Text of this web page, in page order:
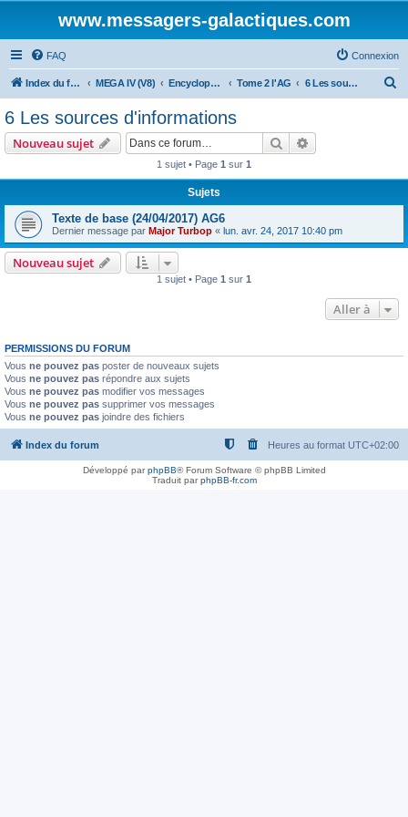
www.messagers-galactiques.com
FAQ Connexion
Index du forum MEGA IV (V8) Encyclopédie (V8) Tome 2 l'AG 6 Les sources d'informations
6 Les sources d'informations
Nouveau sujet Rechercher
1 sujet • Page 1 sur 1
Sujets
Texte de base (24/04/2017) AG6
Dernier message par Major Turbop « lun. avr. 24, 2017 10:40 pm
Nouveau sujet
1 sujet • Page 1 sur 1
Aller à
PERMISSIONS DU FORUM
Vous ne pouvez pas poster de nouveaux sujets
Vous ne pouvez pas répondre aux sujets
Vous ne pouvez pas modifier vos messages
Vous ne pouvez pas supprimer vos messages
Vous ne pouvez pas joindre des fichiers
Index du forum Heures au format UTC+02:00
Développé parphpBB® Forum Software © phpBB Limited
Traduit parphpBB-fr.com